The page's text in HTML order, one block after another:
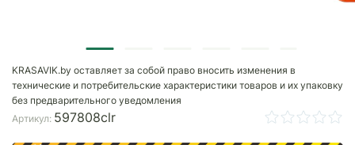
KRASAVIK.by оставляет за собой право вносить изменения в
технические и потребительские характеристики товаров и их упаковку
без предварительного уведомления
Артикул: 597808clr